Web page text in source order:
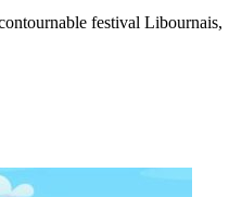
festival Libournais,